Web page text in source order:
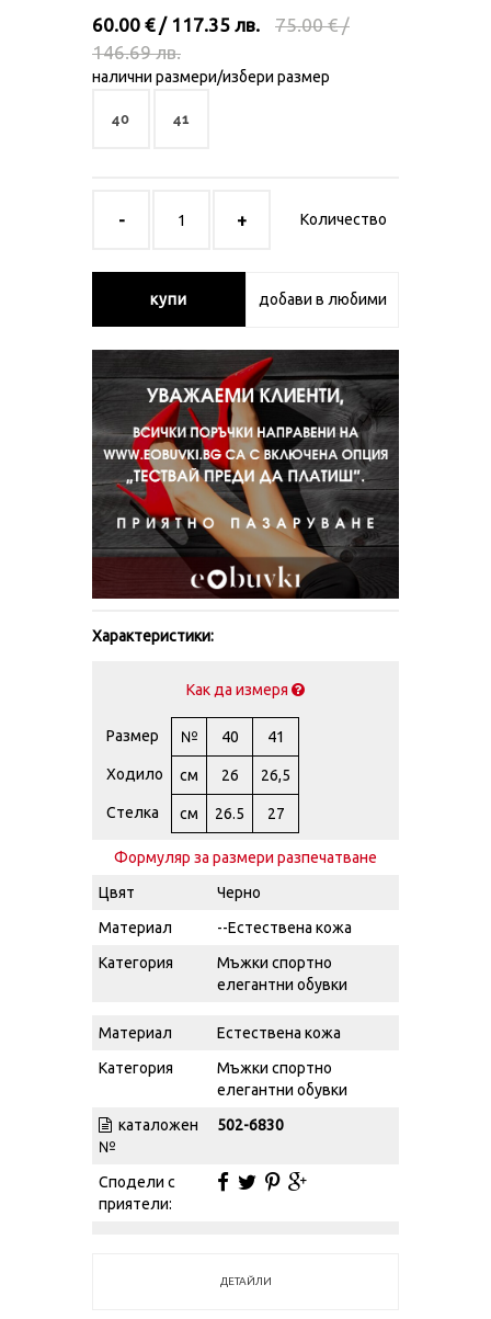
60.00 € / 117.35 лв.
75.00 € /
146.69 лв.
налични размери/избери размер
40 41
Количество
купи добави в любими
Характеристики:
Как да измеря
Размер № 40 41
Ходило см 26 26,5
Стелка см 26.5 27
Формуляр за размери разпечатване
Цвят
Черно
Материал
--Естествена кожа
Категория
Мъжки спортно
елегантни обувки
Материал
Естествена кожа
Категория
Мъжки спортно
елегантни обувки
каталожен
№
502-6830
Сподели с
приятели:
ДЕТАЙЛИ